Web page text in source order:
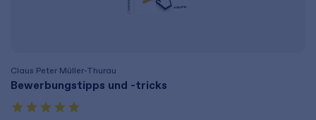
Claus Peter Müller-Thurau
Bewerbungstipps und -tricks